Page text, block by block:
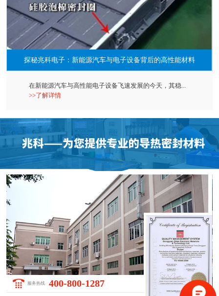
探秘兆科电子：新能源汽车与电子设备背后的高性能材料
在新能源汽车与高性能电子设备飞速发展的今天，其稳...
>>了解详情
服务热线 400-800-1287